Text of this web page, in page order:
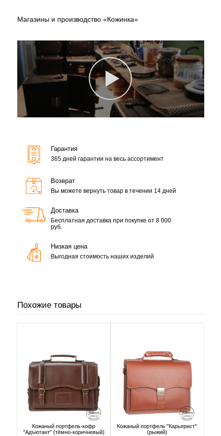
Магазины и производство «Кожинка»
Гарантия
365 дней гарантии на весь ассортимент
Возврат
Вы можете вернуть товар в течении 14 дней
Доставка
Бесплатная доставка при покупке от 8 000
руб.
Низкая цена
Выгодная стоимость наших изделий
Похожие товары
Кожаный портфель-кофр
"Адъютант" (тёмно-коричневый)
Кожаный портфель "Карьерист"
(рыжий)